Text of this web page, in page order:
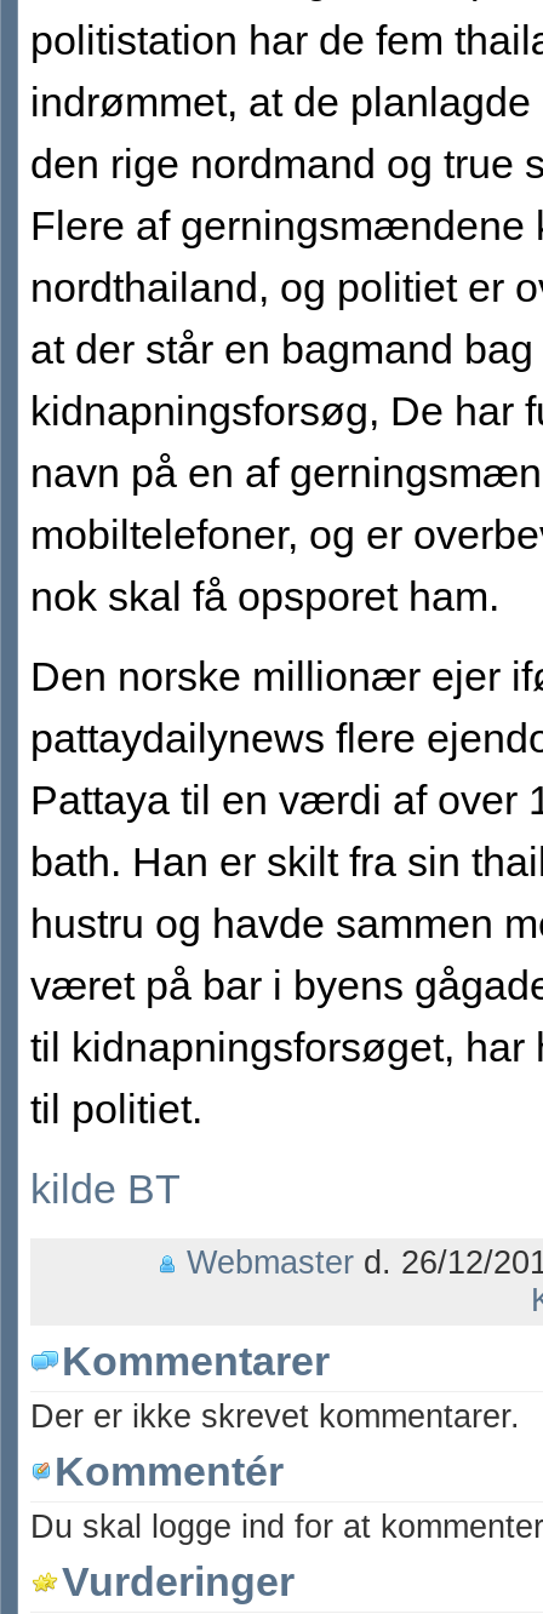
politistation har de fem
indrømmet, at de
den rige nordmand og true
Flere af gerningsmændene
nordthailand, og politiet er
at der står en bagmand
kidnapningsforsøg, De har
navn på en af
mobiltelefoner, og er
nok skal få opsporet ham.
Den norske millionær ejer
pattaydailynews flere
Pattaya til en værdi af over
bath. Han er skilt fra sin
hustru og havde sammen
været på bar i byens
til kidnapningsforsøget, har
til politiet.
kilde BT
Webmaster d. 26/12/
Kommentarer
Der er ikke skrevet kommentarer.
Kommentér
Du skal logge ind for at
Vurderinger